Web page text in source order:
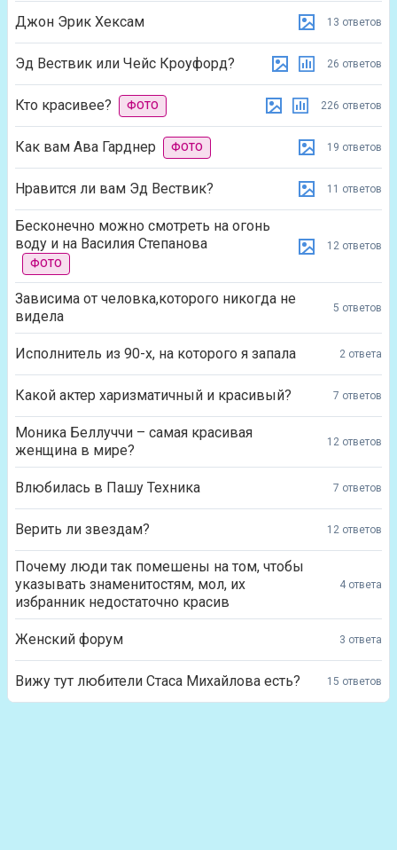
Джон Эрик Хексам 13 ответов
Эд Вествик или Чейс Кроуфорд? 26 ответов
Кто красивее? ФОТО 226 ответов
Как вам Ава Гарднер ФОТО 19 ответов
Нравится ли вам Эд Вествик? 11 ответов
Бесконечно можно смотреть на огонь
воду и на Василия Степанова
ФОТО
12 ответов
Зависима от человка,которого никогда не
видела
5 ответов
Исполнитель из 90-х, на которого я запала 2 ответа
Какой актер харизматичный и красивый? 7 ответов
Моника Беллуччи – самая красивая
женщина в мире?
12 ответов
Влюбилась в Пашу Техника 7 ответов
Верить ли звездам? 12 ответов
Почему люди так помешены на том, чтобы
указывать знаменитостям, мол, их
избранник недостаточно красив
4 ответа
Женский форум 3 ответа
Вижу тут любители Стаса Михайлова есть? 15 ответов